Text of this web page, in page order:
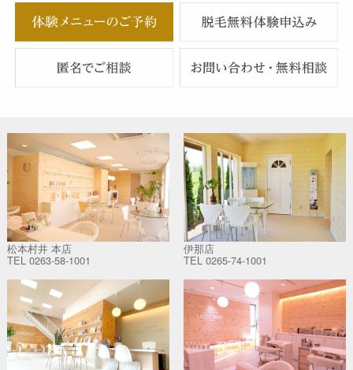
松本村井 本店
TEL 0263-58-1001
伊那店
TEL 0265-74-1001